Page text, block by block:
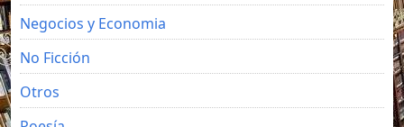
Negocios y Economia
No Ficción
Otros